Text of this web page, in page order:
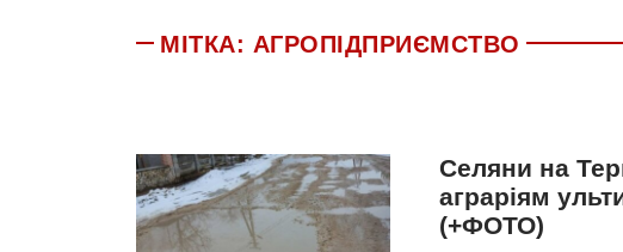
МІТКА: АГРОПІДПРИЄМСТВО
Селяни на
аграріям
(+ФОТО)